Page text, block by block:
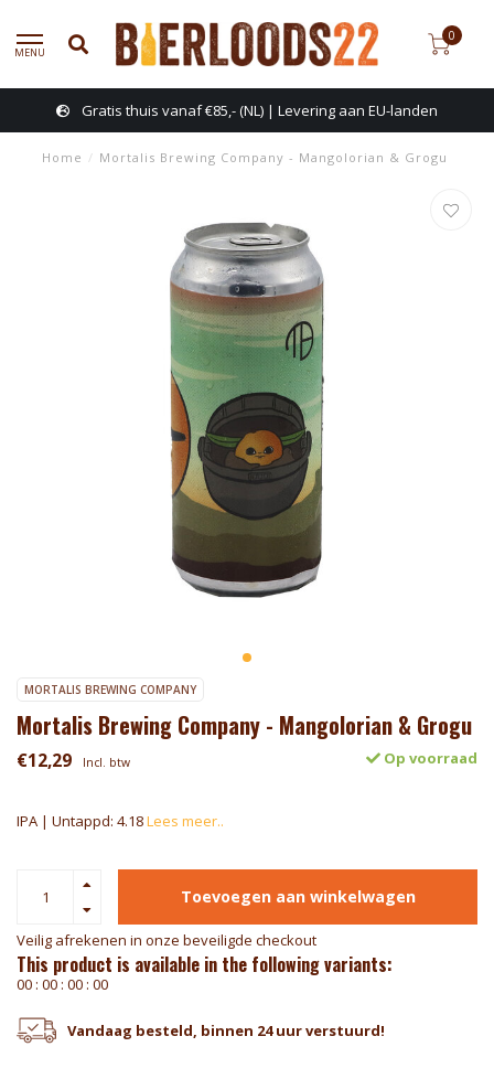
MENU
0
Gratis thuis vanaf €85,- (NL) | Levering aan EU-landen
Home / Mortalis Brewing Company - Mangolorian & Grogu
MORTALIS BREWING COMPANY
Mortalis Brewing Company - Mangolorian & Grogu
€12,29 Incl. btw Op voorraad
IPA | Untappd: 4.18Lees meer..
Toevoegen aan winkelwagen
Veilig afrekenen in onze beveiligde checkout
This product is available in the following variants:
00 : 00 : 00 : 00
Vandaag besteld, binnen 24 uur verstuurd!